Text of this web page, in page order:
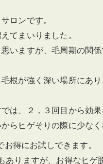
ロンです。
てまいりました。
いますが、毛周期の関
根が強く深い場所にあ
は、２，３回目から効
らヒゲそりの際に少な
得にお試しできます。
ありますが、お得なヒゲ